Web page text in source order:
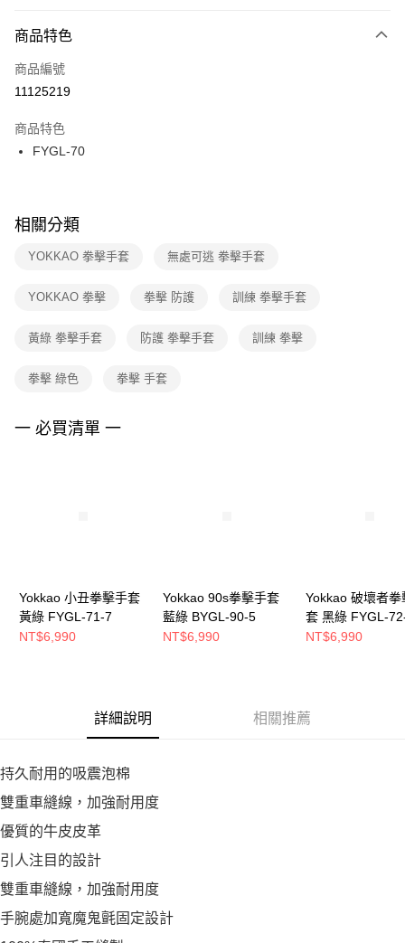
３．安心：先確認商品／服務後，再付款。
【「AFTEE先享後付」結帳流程】
１．於結帳方式選擇「AFTEE先享後付」後，將跳轉至「AFTEE先享後付」
２．訂單成立數日內，您將收到繳費通知簡訊。
３．收到繳費通知簡訊後14天內，點擊此簡訊中的連結，可透過四大超商／
ATM／網路銀行／等多元方式進行付款，方視為交易完成。
※ 交易是否成功請以「AFTEE先享後付 」之結帳頁面顯示為準，若有關於
是否繳費成功／繳費後需取消欲退款等相關疑問，請聯繫「AFTEE先享後付
客戶支援中心」https://netprotections.freshdesk.com/support/home
１．透過由恩沛科技股份有限公司提供之「AFTEE先享後付」服務完成之交
權轉讓予恩沛科技股份有限公司。
３．未成年的使用者請事先徵得法定代理人或監護人之同意方可使用
４．使用「AFTEE先享後付」時，將依據個別帳號之用戶狀況，依本公司即
每筆NT$100，滿NT$1,500(含以上)免運費
宅配
每筆NT$100，滿NT$1,500(含以上)免運費
付款後門市自取
每筆NT$100，滿NT$1,500(含以上)免運費
商品特色
商品編號
11125219
商品特色
FYGL-70
相關分類
YOKKAO 拳擊手套 無處可逃 拳擊手套
YOKKAO 拳擊 拳擊 防護 訓練 拳擊手套
黃綠 拳擊手套 防護 拳擊手套 訓練 拳擊
拳擊 綠色 拳擊 手套
一 必買清單 一
Yokkao 小丑拳擊手套
黃綠 FYGL-71-7
NT$6,990
Yokkao 90s拳擊手套
藍綠 BYGL-90-5
NT$6,990
Yokkao 破壞者拳
套 黑綠 FYGL-
NT$6,990
詳細說明 相關推薦
持久耐用的吸震泡棉
雙重車縫線，加強耐用度
優質的牛皮皮革
引人注目的設計
雙重車縫線，加強耐用度
手腕處加寬魔鬼氈固定設計